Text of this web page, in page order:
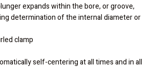
expands within the bore, or groove,
determination of the internal diameter or
clamp
self-centering at all times and in all